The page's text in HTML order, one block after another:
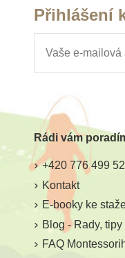
Přihlášení
Rádi vám
+420 776 499
Kontakt
E-booky ke
Blog - Rady,
FAQ